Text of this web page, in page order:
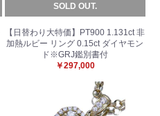
SOLD OUT.
【日替わり大特価】PT900 1.131ct 非
加熱ルビー リング 0.15ct ダイヤモン
ド※GRJ鑑別書付
￥297,000